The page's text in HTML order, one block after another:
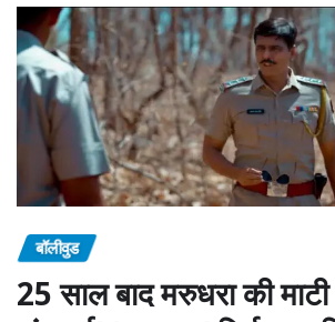
बॉलीवुड
25 साल बाद मरुधरा की